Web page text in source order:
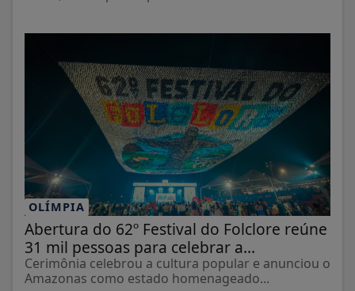
OLÍMPIA
Abertura do 62º Festival do Folclore reúne
31 mil pessoas para celebrar a...
Cerimônia celebrou a cultura popular e anunciou o
Amazonas como estado homenageado...